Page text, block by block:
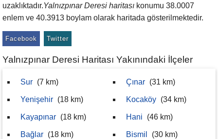
uzaklıktadır.Yalnızpınar Deresi haritası konumu 38.0007
enlem ve 40.3913 boylam olarak haritada gösterilmektedir.
Facebook Twitter
Yalnızpınar Deresi Haritası Yakınındaki İlçeler
Sur (7 km)
Yenişehir (18 km)
Kayapınar (18 km)
Bağlar (18 km)
Çınar (31 km)
Kocaköy (34 km)
Hani (46 km)
Bismil (30 km)